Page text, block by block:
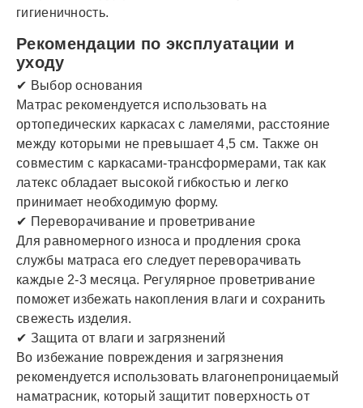
гигиеничность.
Рекомендации по эксплуатации и
уходу
✔ Выбор основания
Матрас рекомендуется использовать на
ортопедических каркасах с ламелями, расстояние
между которыми не превышает 4,5 см. Также он
совместим с каркасами-трансформерами, так как
латекс обладает высокой гибкостью и легко
принимает необходимую форму.
✔ Переворачивание и проветривание
Для равномерного износа и продления срока
службы матраса его следует переворачивать
каждые 2-3 месяца. Регулярное проветривание
поможет избежать накопления влаги и сохранить
свежесть изделия.
✔ Защита от влаги и загрязнений
Во избежание повреждения и загрязнения
рекомендуется использовать влагонепроницаемый
наматрасник, который защитит поверхность от